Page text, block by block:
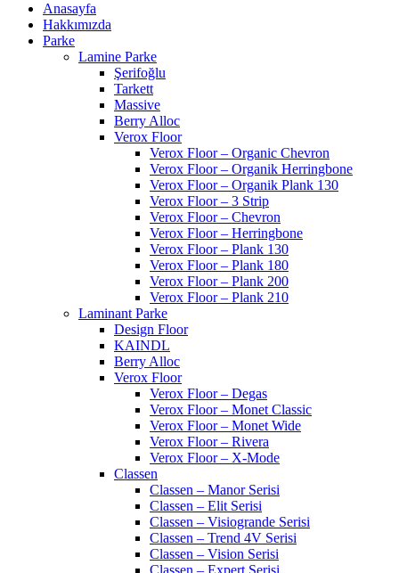
Anasayfa
Hakkımızda
Parke
Lamine Parke
Şerifoğlu
Tarkett
Massive
Berry Alloc
Verox Floor
Verox Floor – Organic Chevron
Verox Floor – Organik Herringbone
Verox Floor – Organik Plank 130
Verox Floor – 3 Strip
Verox Floor – Chevron
Verox Floor – Herringbone
Verox Floor – Plank 130
Verox Floor – Plank 180
Verox Floor – Plank 200
Verox Floor – Plank 210
Laminant Parke
Design Floor
KAINDL
Berry Alloc
Verox Floor
Verox Floor – Degas
Verox Floor – Monet Classic
Verox Floor – Monet Wide
Verox Floor – Rivera
Verox Floor – X-Mode
Classen
Classen – Manor Serisi
Classen – Elit Serisi
Classen – Visiogrande Serisi
Classen – Trend 4V Serisi
Classen – Vision Serisi
Classen – Expert Serisi